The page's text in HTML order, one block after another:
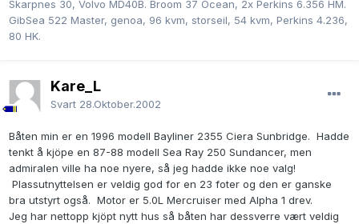
Skarpnes 30, Volvo MD40B. Broom 37 Ocean, 2x Perkins 6.356 HM.
GibSea 522 Master, genoa, 96 kvm, storseil, 54 kvm, Perkins 4.236,
80 HK.
Kare_L
Svart 28.Oktober.2002
Båten min er en 1996 modell Bayliner 2355 Ciera Sunbridge. Hadde
tenkt å kjöpe en 87-88 modell Sea Ray 250 Sundancer, men
admiralen ville ha noe nyere, så jeg hadde ikke noe valg!
Plassutnyttelsen er veldig god for en 23 foter og den er ganske
bra utstyrt også. Motor er 5.0L Mercruiser med Alpha 1 drev.
Jeg har nettopp kjöpt nytt hus så båten har dessverre vært veldig